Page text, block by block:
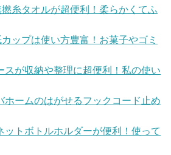
糸タオルが超便利！柔らかくてふ
ップは使い方豊富！お菓子やゴミ
スが収納や整理に超便利！私の使い
ホームのはがせるフックコード止め
ットボトルホルダーが便利！使って